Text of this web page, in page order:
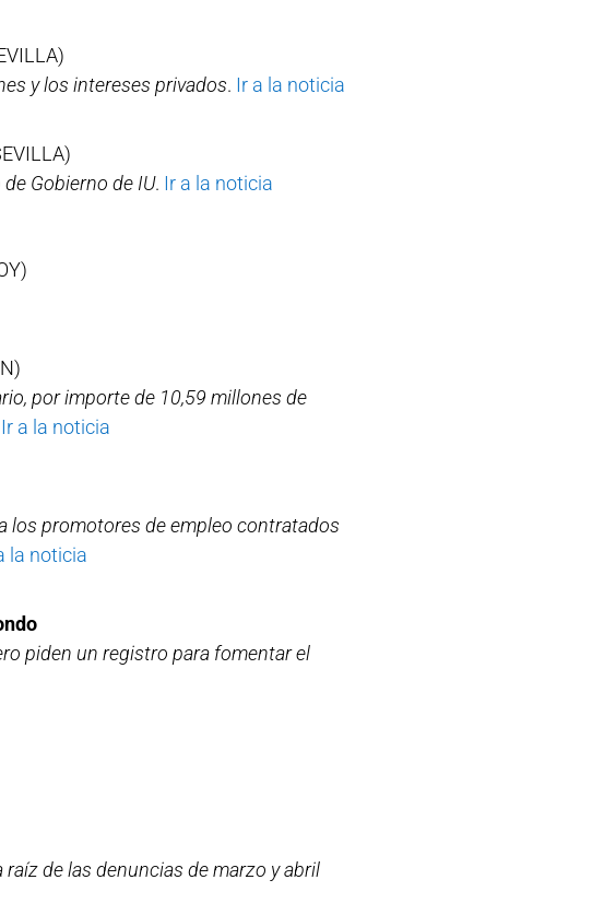
y los intereses privados. Ir a la noticia
Gobierno de IU. Ir a la noticia
por importe de 10,59 millones de
Ir a la noticia
los promotores de empleo contratados
la noticia
piden un registro para fomentar el
de las denuncias de marzo y abril